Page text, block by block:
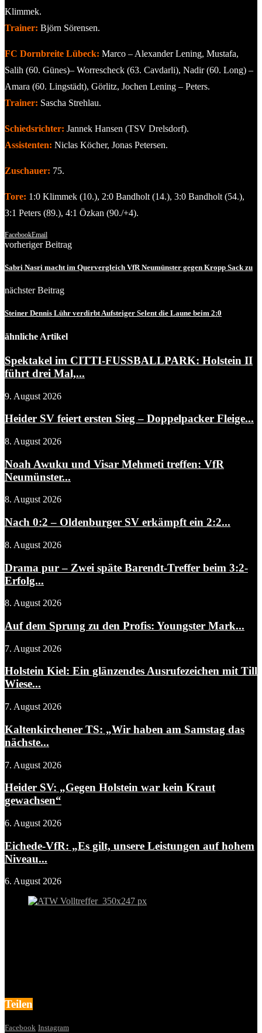
Klimmek.
Trainer: Björn Sörensen.
FC Dornbreite Lübeck: Marco – Alexander Lening, Mustafa,
Salih (60. Günes)– Worrescheck (63. Cavdarli), Nadir (60. Long) –
Amara (60. Lingstädt), Görlitz, Jochen Lening – Peters.
Trainer: Sascha Strehlau.
Schiedsrichter: Jannek Hansen (TSV Drelsdorf).
Assistenten: Niclas Köcher, Jonas Petersen.
Zuschauer: 75.
Tore: 1:0 Klimmek (10.), 2:0 Bandholt (14.), 3:0 Bandholt (54.),
3:1 Peters (89.), 4:1 Özkan (90./+4).
FacebookEmail
vorheriger Beitrag
Sabri Nasri macht im Quervergleich VfR Neumünster gegen Kropp Sack zu
nächster Beitrag
Steiner Dennis Lühr verdirbt Aufsteiger Selent die Laune beim 2:0
ähnliche Artikel
Spektakel im CITTI-FUSSBALLPARK: Holstein II
führt drei Mal,...
9. August 2026
Heider SV feiert ersten Sieg – Doppelpacker Fleige...
8. August 2026
Noah Awuku und Visar Mehmeti treffen: VfR
Neumünster...
8. August 2026
Nach 0:2 – Oldenburger SV erkämpft ein 2:2...
8. August 2026
Drama pur – Zwei späte Barendt-Treffer beim 3:2-
Erfolg...
8. August 2026
Auf dem Sprung zu den Profis: Youngster Mark...
7. August 2026
Holstein Kiel: Ein glänzendes Ausrufezeichen mit Till
Wiese...
7. August 2026
Kaltenkirchener TS: „Wir haben am Samstag das
nächste...
7. August 2026
Heider SV: „Gegen Holstein war kein Kraut
gewachsen“
6. August 2026
Eichede-VfR: „Es gilt, unsere Leistungen auf hohem
Niveau...
6. August 2026
Teilen
Facebook Instagram